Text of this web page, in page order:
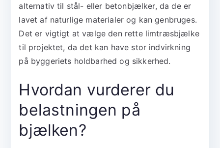
alternativ til stål- eller betonbjælker, da de er
lavet af naturlige materialer og kan genbruges.
Det er vigtigt at vælge den rette limtræsbjælke
til projektet, da det kan have stor indvirkning
på byggeriets holdbarhed og sikkerhed.
Hvordan vurderer du
belastningen på
bjælken?